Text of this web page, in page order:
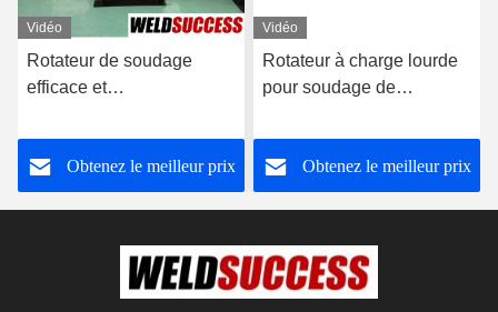
Vidéo
Rotateur de soudage
efficace et
soudage de tours
éoliennesObtenez le meilleur prix
Vidéo
Rotateur à charge lourde
pour soudage de
Obtenez le meilleur prix